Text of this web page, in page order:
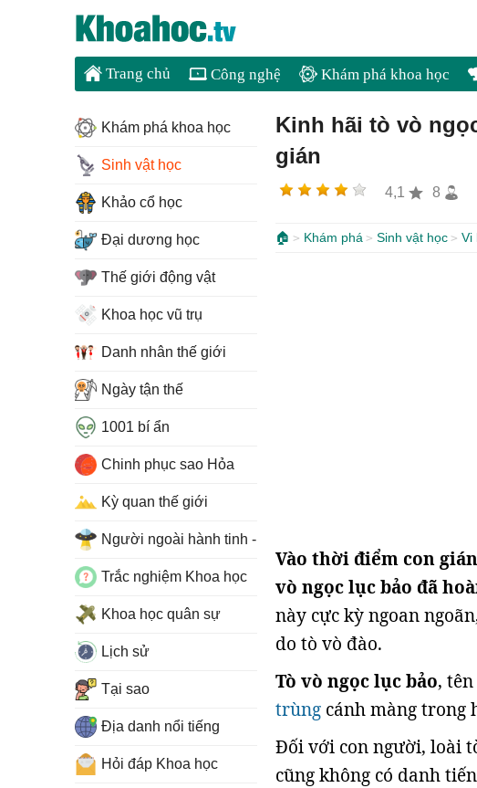
Trang chủ Công nghệ Khám phá khoa học
Kinh hãi tò vò
gián
4,1 8
🏠 Khám phá Sinh vật học Vi
Vào thời điểm con
vò ngọc lục bảo đã
này cực kỳ ngoan
do tò vò đào.
Tò vò ngọc lục bảo,
trùng cánh màng trong
Đối với con người, loài
cũng không có danh
Khám phá khoa học
Sinh vật học
Khảo cổ học
Đại dương học
Thế giới động vật
Khoa học vũ trụ
Danh nhân thế giới
Ngày tận thế
1001 bí ẩn
Chinh phục sao Hỏa
Kỳ quan thế giới
Người ngoài hành tinh - UFO
Trắc nghiệm Khoa học
Khoa học quân sự
Lịch sử
Tại sao
Địa danh nổi tiếng
Hỏi đáp Khoa học